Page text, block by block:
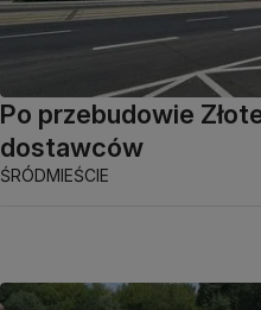
Po przebudowie
dostawców
ŚRÓDMIEŚCIE